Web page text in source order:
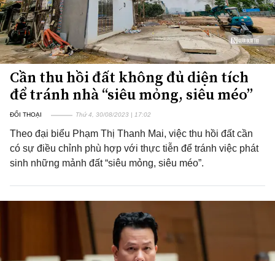
Cần thu hồi đất không đủ diện tích
để tránh nhà “siêu mỏng, siêu méo”
ĐỐI THOẠI Thứ 4, 30/08/2023 | 17:02
Theo đại biểu Phạm Thị Thanh Mai, việc thu hồi đất cần
có sự điều chỉnh phù hợp với thực tiễn để tránh việc phát
sinh những mảnh đất “siêu mỏng, siêu méo”.